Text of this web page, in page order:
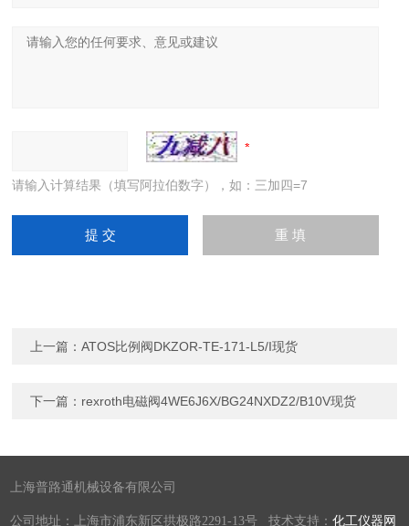
请输入计算结果（填写阿拉伯数字），如：三加四=7
上一篇：ATOS比例阀DKZOR-TE-171-L5/I现货
下一篇： rexroth电磁阀4WE6J6X/BG24NXDZ2/B10V现货
上海普路通机械设备有限公司
公司地址：上海市浦东新区拱极路2291-13号 技术支持：化工仪器网